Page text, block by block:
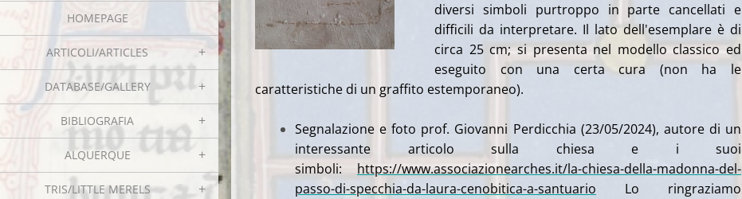
HOMEPAGE
ARTICOLI/ARTICLES
DATABASE/GALLERY
BIBLIOGRAFIA
ALQUERQUE
TRIS/LITTLE MERELS
diversi simboli purtroppo in parte cancellati e
difficili da interpretare. Il lato dell'esemplare è di
circa 25 cm; si presenta nel modello classico ed
eseguito con una certa cura (non ha le
caratteristiche di un graffito estemporaneo).
Segnalazione e foto prof. Giovanni Perdicchia (23/05/2024), autore di un
interessante articolo sulla chiesa e i suoi
simboli: https://www.associazionearches.it/la-chiesa-della-madonna-del-
passo-di-specchia-da-laura-cenobitica-a-santuario Lo ringraziamo